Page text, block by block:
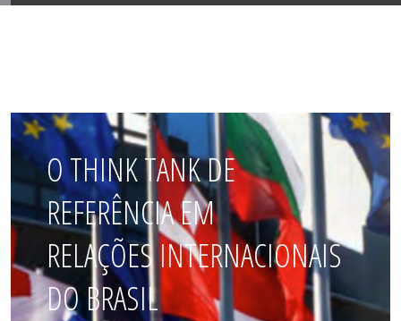
O THINK TANK DE
REFERÊNCIA EM
RELAÇÕES INTERNACIONAIS
DO BRASIL